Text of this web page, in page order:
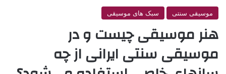
موسیقی سنتی سبک های موسیقی
هنر موسیقی چیست و در
موسیقی سنتی ایرانی از چه